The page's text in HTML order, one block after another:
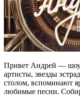
Привет Андрей — шоу
артисты, звезды
столом, вспоминают
любимые песни.